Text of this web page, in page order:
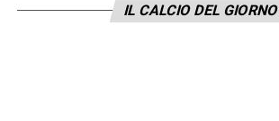
IL CALCIO DEL GIORNO